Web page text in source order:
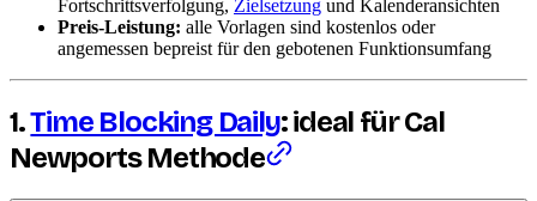
Fortschrittsverfolgung, Zielsetzung und Kalenderansichten
Preis-Leistung: alle Vorlagen sind kostenlos oder
angemessen bepreist für den gebotenen Funktionsumfang
1.Time Blocking Daily: ideal für Cal
Newports Methode